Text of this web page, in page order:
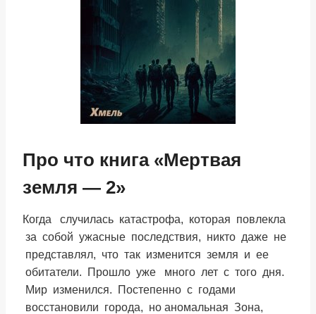
Про что книга «Мертвая
земля — 2»
Когда случилась катастрофа, которая повлекла
за собой ужасные последствия, никто даже не
представлял, что так изменится земля и ее
обитатели. Прошло уже много лет с того дня.
Мир изменился. Постепенно с годами
восстановили города, но аномальная Зона,